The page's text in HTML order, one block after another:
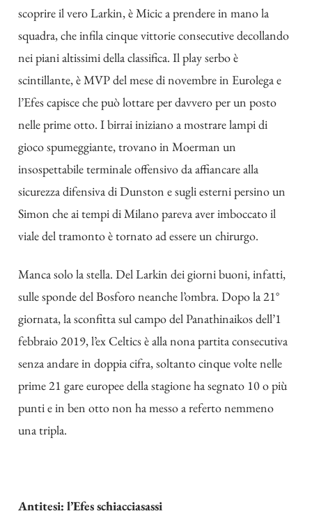
scoprire il vero Larkin, è Micic a prendere in mano la
squadra, che infila cinque vittorie consecutive decollando
nei piani altissimi della classifica. Il play serbo è
scintillante, è MVP del mese di novembre in Eurolega e
l’Efes capisce che può lottare per davvero per un posto
nelle prime otto. I birrai iniziano a mostrare lampi di
gioco spumeggiante, trovano in Moerman un
insospettabile terminale offensivo da affiancare alla
sicurezza difensiva di Dunston e sugli esterni persino un
Simon che ai tempi di Milano pareva aver imboccato il
viale del tramonto è tornato ad essere un chirurgo.
Manca solo la stella. Del Larkin dei giorni buoni, infatti,
sulle sponde del Bosforo neanche l’ombra. Dopo la 21°
giornata, la sconfitta sul campo del Panathinaikos dell’1
febbraio 2019, l’ex Celtics è alla nona partita consecutiva
senza andare in doppia cifra, soltanto cinque volte nelle
prime 21 gare europee della stagione ha segnato 10 o più
punti e in ben otto non ha messo a referto nemmeno
una tripla.
Antitesi: l’Efes schiacciasassi